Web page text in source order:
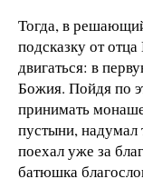
Тогда, в
подсказку от
двигаться: в
Божия. Пойдя по
принимать
пустыни, надумал
поехал уже за
батюшка